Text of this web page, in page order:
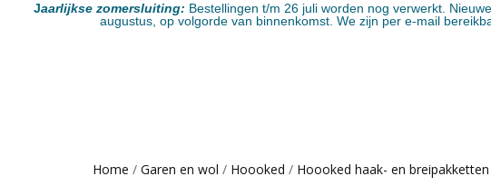
Jaarlijkse zomersluiting: Bestellingen t/m 26 juli worden nog verwerkt.
augustus, op volgorde van binnenkomst. We zijn per e-mail
Home / Garen en wol / Hoooked / Hoooked haak- en breipakketten